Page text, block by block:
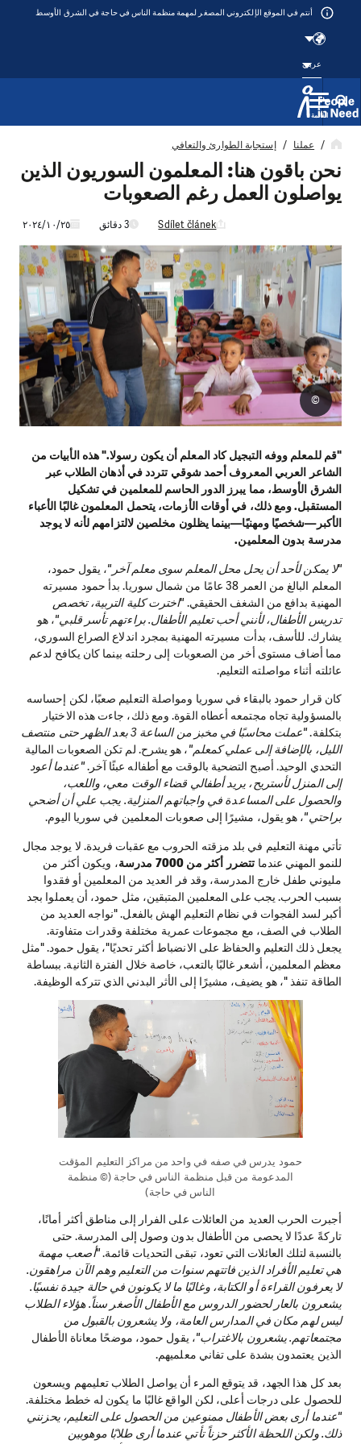
Přeskočit na obsah
أنتم في الموقع الإلكتروني المصغر لمهمة منظمة الناس في حاجة في الشرق الأوسط
عربي
القائمة
عملنا إستجابة الطوارئ والتعافي
نحن باقون هنا: المعلمون السوريون الذين
يواصلون العمل رغم الصعوبات
٢٥‏/١٠‏/٢٠٢٤ 3 دقائق Sdílet článek
"قم للمعلم ووفه التبجيل كاد المعلم أن يكون رسولا."هذه الأبيات من
الشاعر العربي المعروف أحمد شوقي تتردد في أذهان الطلاب عبر
الشرق الأوسط، مما يبرز الدور الحاسم للمعلمين في تشكيل
المستقبل. ومع ذلك، في أوقات الأزمات، يتحمل المعلمون غالبًا الأعباء
الأكبر—شخصيًا ومهنيًا—بينما يظلون مخلصين لالتزامهم لأنه لا يوجد
مدرسة بدون المعلمين.
©
"لا يمكن لأحد أن يحل محل المعلم سوى معلم آخر"، يقول حمود،
المعلم البالغ من العمر 38 عامًا من شمال سوريا. بدأ حمود مسيرته
المهنية بدافع من الشغف الحقيقي."اخترت كلية التربية، تخصص
تدريس الأطفال، لأنني أحب تعليم الأطفال. براءتهم تأسر قلبي"، هو
يشارك. للأسف، بدأت مسيرته المهنية بمجرد اندلاع الصراع السوري،
مما أضاف مستوى أخر من الصعوبات إلى رحلته بينما كان يكافح لدعم
عائلته أثناء مواصلته التعليم.
كان قرار حمود بالبقاء في سوريا ومواصلة التعليم صعبًا، لكن إحساسه
بالمسؤولية تجاه مجتمعه أعطاه القوة. ومع ذلك، جاءت هذه الاختيار
بتكلفة.
"عملت محاسبًا في مخبز من الساعة 3 بعد الظهر حتى منتصف
الليل، بالإضافة إلى عملي كمعلم"، هو يشرح. لم تكن الصعوبات المالية
التحدي الوحيد. أصبح التضحية بالوقت مع أطفاله عبئًا آخر."عندما أعود
إلى المنزل لأستريح، يريد أطفالي قضاء الوقت معي، واللعب،
والحصول على المساعدة في واجباتهم المنزلية. يجب علي أن أضحي
براحتي"، هو يقول، مشيرًا إلى صعوبات المعلمين في سوريا اليوم.
تأتي مهنة التعليم في بلد مزقته الحروب مع عقبات فريدة. لا يوجد مجال
للنمو المهني عندما تتضرر أكثر من 7000 مدرسة
، ويكون أكثر من
مليوني طفل خارج المدرسة، وقد فر العديد من المعلمين أو فقدوا
بسبب الحرب. يجب على المعلمين المتبقين، مثل حمود، أن يعملوا بجد
أكبر لسد الفجوات في نظام التعليم الهش بالفعل. "نواجه العديد من
الطلاب في الصف، مع مجموعات عمرية مختلفة وقدرات متفاوتة.
يجعل ذلك التعليم والحفاظ على الانضباط أكثر تحديًا"، يقول حمود. "مثل
معظم المعلمين، أشعر غالبًا بالتعب، خاصة خلال الفترة الثانية. ببساطة
الطاقة تنفذ "، هو يضيف، مشيرًا إلى الأثر البدني الذي تتركه الوظيفة.
حمود يدرس في صفه في واحد من مراكز التعليم المؤقت
المدعومة من قبل منظمة الناس في حاجة (© منظمة
الناس في حاجة)
أجبرت الحرب العديد من العائلات على الفرار إلى مناطق أكثر أمانًا،
تاركةً عددًا لا يحصى من الأطفال بدون وصول إلى المدرسة. حتى
بالنسبة لتلك العائلات التي تعود، تبقى التحديات قائمة."أصعب مهمة
هي تعليم الأفراد الذين فاتتهم سنوات من التعليم وهم الآن مراهقون.
لا يعرفون القراءة أو الكتابة، وغالبًا ما لا يكونون في حالة جيدة نفسيًا.
يشعرون بالعار لحضور الدروس مع الأطفال الأصغر سناً. هؤلاء الطلاب
ليس لهم مكان في المدارس العامة، ولا يشعرون بالقبول من
مجتمعاتهم. يشعرون بالاغتراب"، يقول حمود، موضحًا معاناة الأطفال
الذين يعتمدون بشدة على تفاني معلميهم.
بعد كل هذا الجهد، قد يتوقع المرء أن يواصل الطلاب تعليمهم ويسعون
للحصول على درجات أعلى، لكن الواقع غالبًا ما يكون له خطط مختلفة.
"عندما أرى بعض الأطفال ممنوعين من الحصول على التعليم، يحزنني
ذلك. ولكن اللحظة الأكثر حزناً تأتي عندما أرى طلابًا موهوبين